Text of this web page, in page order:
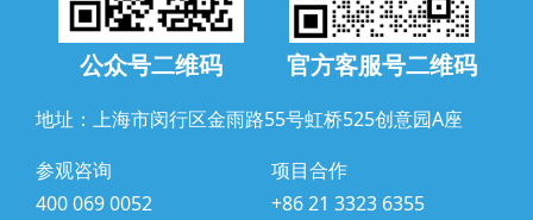
公众号二维码 官方客服号二维码
地址：上海市闵行区金雨路55号虹桥525创意园A座
参观咨询
400 069 0052
项目合作
+86 21 3323 6355